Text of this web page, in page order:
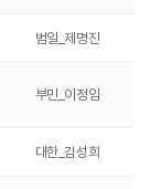
범일_제명진
부민_이정임
대한_김성희